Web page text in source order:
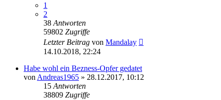
1
2
38 Antworten
59802 Zugriffe
Letzter Beitrag von Mandalay
14.10.2018, 22:24
Habe wohl ein Bezness-Opfer gedatet
von Andreas1965 » 28.12.2017, 10:12
15 Antworten
38809 Zugriffe